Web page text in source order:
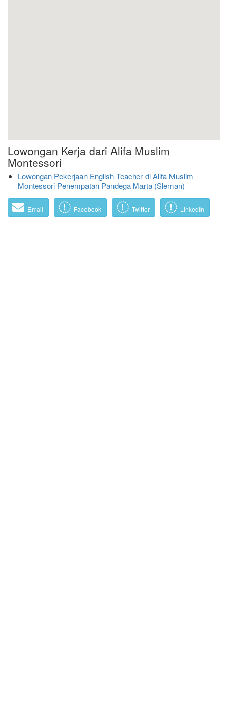
Lowongan Kerja dari Alifa Muslim
Montessori
Lowongan Pekerjaan English Teacher di Alifa Muslim
Montessori Penempatan Pandega Marta (Sleman)
Email Facebook Twitter LinkedIn